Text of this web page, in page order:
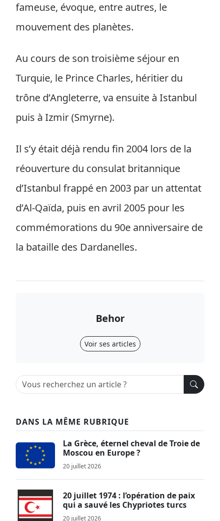
fameuse, évoque, entre autres, le
mouvement des planètes.
Au cours de son troisième séjour en
Turquie, le Prince Charles, héritier du
trône d’Angleterre, va ensuite à Istanbul
puis à Izmir (Smyrne).
Il s’y était déjà rendu fin 2004 lors de la
réouverture du consulat britannique
d’Istanbul frappé en 2003 par un attentat
d’Al-Qaïda, puis en avril 2005 pour les
commémorations du 90e anniversaire de
la bataille des Dardanelles.
Behor
Voir ses articles
DANS LA MÊME RUBRIQUE
La Grèce, éternel cheval de Troie de
Moscou en Europe ?
20 juillet 2026
20 juillet 1974 : l’opération de paix
qui a sauvé les Chypriotes turcs
20 juillet 2026